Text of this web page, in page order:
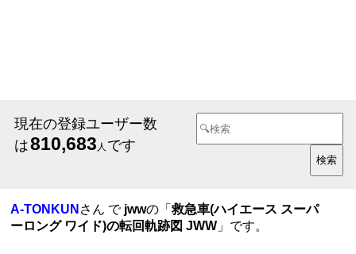
現在の登録ユーザー数
は810,683 人 です
A-TONKUN さん で jwwの「救急車(ハイエース スーパ
ーロング ワイド)の転回軌跡図 JWW 」です。